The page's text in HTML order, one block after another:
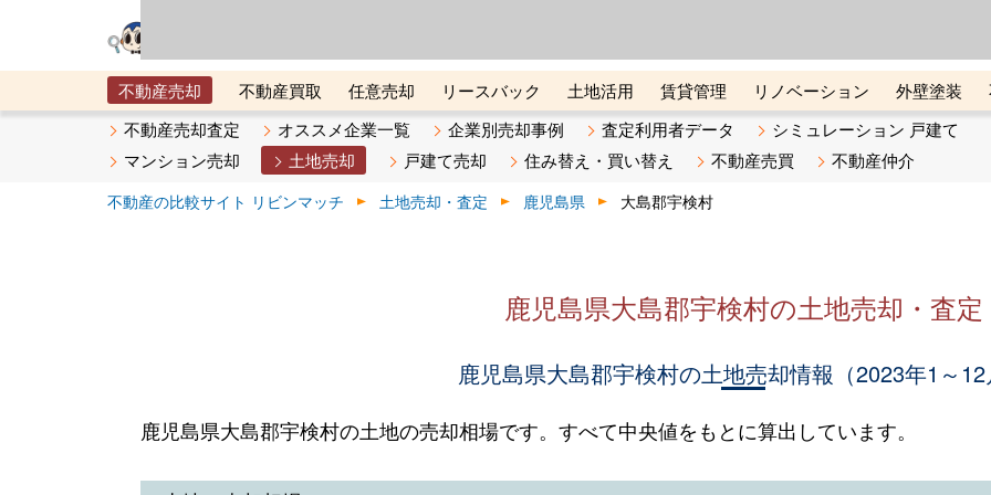
不動産売却 不動産買取 任意売却 リースバック 土地活用 賃貸管理 リノベーション 外壁塗装
メタ住宅展示場
ベスト不動産カンパニー オンライン講座 リビンマガジンBiz 不動産売却ご相談デスク
不動産売却査定 オススメ企業一覧 企業別売却事例 査定利用者データ
シミュレーション 戸建て
マンション売却
土地売却 戸建て売却 住み替え・買い替え 不動産売買 不動産仲介
不動産の比較サイト リビンマッチ 土地売却・査定 鹿児島県 大島郡宇検村
鹿児島県大島郡宇検村の土地売却・査定
鹿児島県大島郡宇検村の土地売却情報（2023年1～
鹿児島県大島郡宇検村の土地の売却相場です。すべて中央値をもとに算出しています。